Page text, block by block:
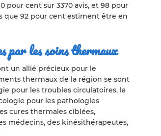
pour cent sur 3370 avis, et 98 pour
que 92 pour cent estiment être en
par les soins thermaux
un allié précieux pour le
thermaux de la région se sont
pour les troubles circulatoires, la
pour les pathologies
cures thermales ciblées,
médecins, des kinésithérapeutes,